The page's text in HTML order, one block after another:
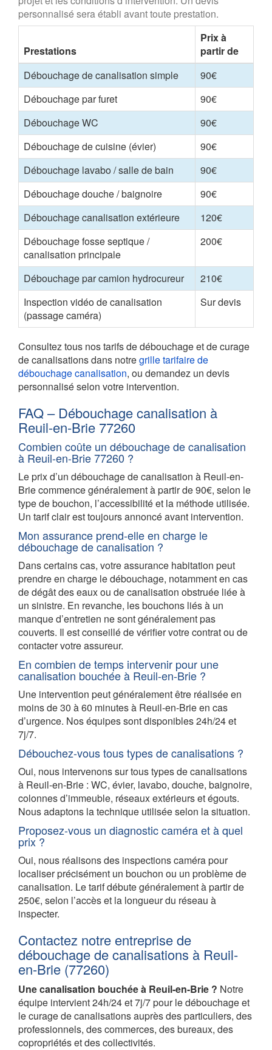
personnalisé sera établi avant toute prestation.
Prestations
Prix à
partir de
Débouchage de canalisation simple
90€
Débouchage par furet
90€
Débouchage WC
90€
Débouchage de cuisine (évier)
90€
Débouchage lavabo / salle de bain
90€
Débouchage douche / baignoire
90€
Débouchage canalisation extérieure
120€
Débouchage fosse septique /
canalisation principale
200€
Débouchage par camion hydrocureur
210€
Inspection vidéo de canalisation
(passage caméra)
Sur devis
Consultez tous nos tarifs de débouchage et de curage
de canalisations dans notregrille tarifaire de
débouchage canalisation, ou demandez un devis
personnalisé selon votre intervention.
FAQ – Débouchage canalisation à
Reuil-en-Brie 77260
Combien coûte un débouchage de canalisation
à Reuil-en-Brie 77260 ?
Le prix d’un débouchage de canalisation à Reuil-en-
Brie commence généralement à partir de 90€, selon le
type de bouchon, l’accessibilité et la méthode utilisée.
Un tarif clair est toujours annoncé avant intervention.
Mon assurance prend-elle en charge le
débouchage de canalisation ?
Dans certains cas, votre assurance habitation peut
prendre en charge le débouchage, notamment en cas
de dégât des eaux ou de canalisation obstruée liée à
un sinistre. En revanche, les bouchons liés à un
manque d’entretien ne sont généralement pas
couverts. Il est conseillé de vérifier votre contrat ou de
contacter votre assureur.
En combien de temps intervenir pour une
canalisation bouchée à Reuil-en-Brie ?
Une intervention peut généralement être réalisée en
moins de 30 à 60 minutes à Reuil-en-Brie en cas
d’urgence. Nos équipes sont disponibles 24h/24 et
7j/7.
Débouchez-vous tous types de canalisations ?
Oui, nous intervenons sur tous types de canalisations
à Reuil-en-Brie : WC, évier, lavabo, douche, baignoire,
colonnes d’immeuble, réseaux extérieurs et égouts.
Nous adaptons la technique utilisée selon la situation.
Proposez-vous un diagnostic caméra et à quel
prix ?
Oui, nous réalisons des inspections caméra pour
localiser précisément un bouchon ou un problème de
canalisation. Le tarif débute généralement à partir de
250€, selon l’accès et la longueur du réseau à
inspecter.
Contactez notre entreprise de
débouchage de canalisations à Reuil-
en-Brie (77260)
Une canalisation bouchée à Reuil-en-Brie ? Notre
équipe intervient 24h/24 et 7j/7 pour le débouchage et
le curage de canalisations auprès des particuliers, des
professionnels, des commerces, des bureaux, des
copropriétés et des collectivités.